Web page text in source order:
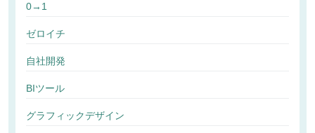
0→1
ゼロイチ
自社開発
BIツール
グラフィックデザイン